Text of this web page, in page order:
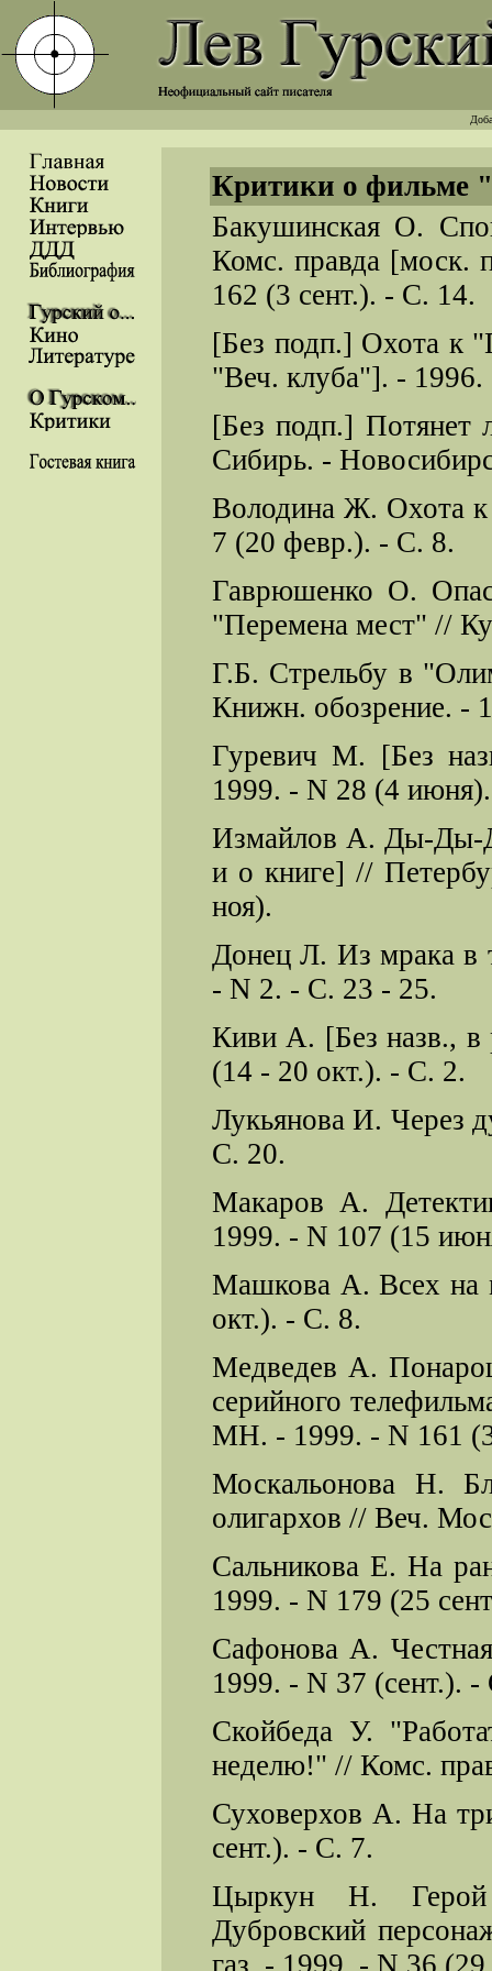
Критики о
Бакушинская О.
Комс. правда [моск.
162 (3 сент.). - С. 14.
[Без подп.] Охота к
"Веч. клуба"]. -
[Без подп.]
Сибирь. -
Володина Ж. Охота
7 (20 февр.). - С. 8.
Гаврюшенко О.
"Перемена мест" //
Г.Б. Стрельбу в
Книжн. обозрение. -
Гуревич М. [Без
1999. - N 28 (4
Измайлов А. Ды-Ды-
и о книге] //
ноя).
Донец Л. Из мрака в
- N 2. - С. 23 - 25.
Киви А. [Без назв.,
(14 - 20 окт.). - С. 2.
Лукьянова И. Через
С. 20.
Макаров А.
1999. - N 107 (15
Машкова А. Всех на
окт.). - С. 8.
Медведев А.
серийного
МН. - 1999. - N 161
Москальонова Н.
олигархов // Веч.
Сальникова Е. На
1999. - N 179 (25
Сафонова А.
1999. - N 37 (сент.).
Скойбеда У.
неделю!" // Комс.
Суховерхов А. На
сент.). - С. 7.
Цыркун Н. Герой
Дубровский
газ. - 1999. - N 36